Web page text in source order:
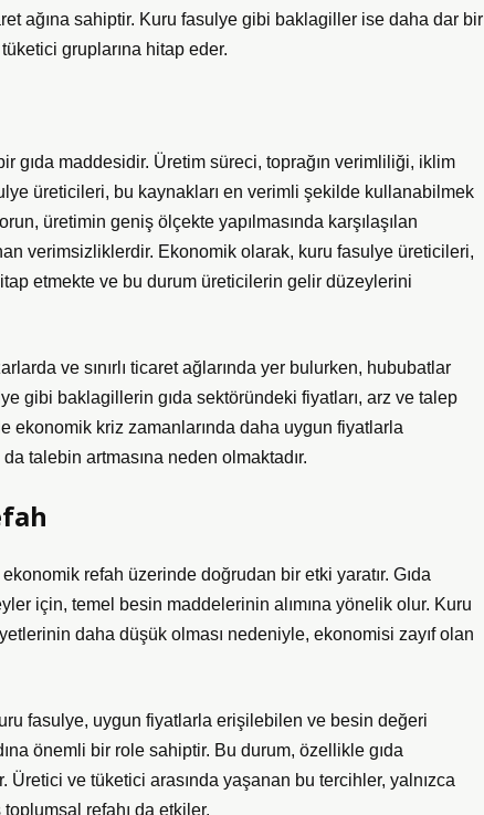
ağına sahiptir. Kuru fasulye gibi baklagiller ise daha dar bir
gruplarına hitap eder.
gıda maddesidir. Üretim süreci, toprağın verimliliği, iklim
üreticileri, bu kaynakları en verimli şekilde kullanabilmek
üretimin geniş ölçekte yapılmasında karşılaşılan
verimsizliklerdir. Ekonomik olarak, kuru fasulye üreticileri,
etmekte ve bu durum üreticilerin gelir düzeylerini
ve sınırlı ticaret ağlarında yer bulurken, hububatlar
gibi baklagillerin gıda sektöründeki fiyatları, arz ve talep
ekonomik kriz zamanlarında daha uygun fiyatlarla
talebin artmasına neden olmaktadır.
refah üzerinde doğrudan bir etki yaratır. Gıda
için, temel besin maddelerinin alımına yönelik olur. Kuru
daha düşük olması nedeniyle, ekonomisi zayıf olan
fasulye, uygun fiyatlarla erişilebilen ve besin değeri
önemli bir role sahiptir. Bu durum, özellikle gıda
ve tüketici arasında yaşanan bu tercihler, yalnızca
refahı da etkiler.